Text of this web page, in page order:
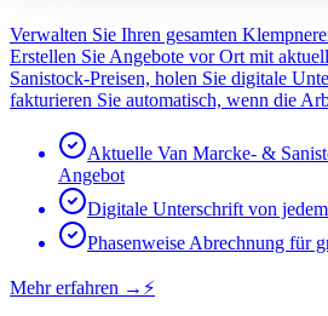
Verwalten Sie Ihren gesamten
Erstellen Sie Angebote vor Ort mit
Sanistock-Preisen, holen Sie digitale
fakturieren Sie automatisch, wenn die
Aktuelle Van Marcke- &
Angebot
Digitale Unterschrift von
Phasenweise Abrechnung für
Mehr erfahren → ⚡